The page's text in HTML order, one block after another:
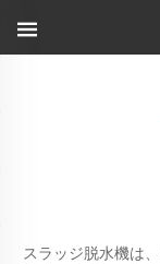
スラッジ脱水機は